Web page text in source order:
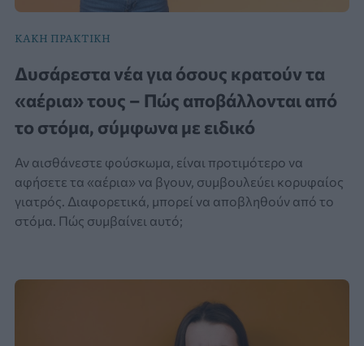
ΚΑΚΗ ΠΡΑΚΤΙΚΗ
Δυσάρεστα νέα για όσους κρατούν τα
«αέρια» τους – Πώς αποβάλλονται από
το στόμα, σύμφωνα με ειδικό
Αν αισθάνεστε φούσκωμα, είναι προτιμότερο να
αφήσετε τα «αέρια» να βγουν, συμβουλεύει κορυφαίος
γιατρός. Διαφορετικά, μπορεί να αποβληθούν από το
στόμα. Πώς συμβαίνει αυτό;